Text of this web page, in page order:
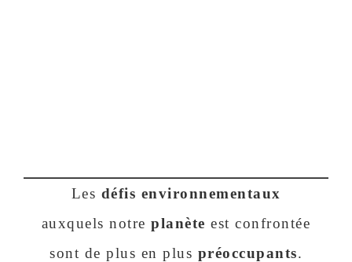
Les défis environnementaux
auxquels notreplanète est confrontée
sont de plus en plus préoccupants.